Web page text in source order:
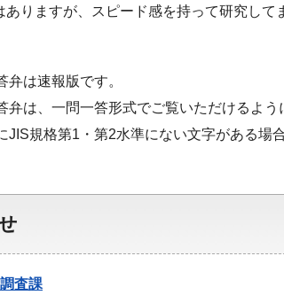
りますが、スピード感を持って研究して
弁は速報版です。
弁は、一問一答形式でご覧いただけるよ
JIS規格第1・第2水準にない文字がある場
査課